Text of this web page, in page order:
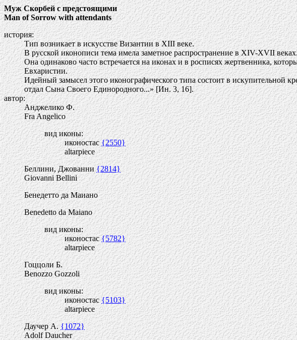
Муж Скорбей с предстоящими
Man of Sorrow with attendants
история:
Тип возникает в искусстве Византии в XIII веке.
В русской иконописи тема имела заметное распространение в XIV-XVII
Она одинаково часто встречается на иконах и в росписях жертвенника,
Евхаристии.
Идейный замысел этого иконографического типа состоит в искупительной
отдал Сына Своего Единородного...» [Ин. 3, 16].
автор:
Анджелико Ф.
Fra Angelico
вид иконы:
иконостас{2550}
altarpiece
Беллини, Джованни{2814}
Giovanni Bellini
Бенедетто да Маиано
Benedetto da Maiano
вид иконы:
иконостас{5782}
altarpiece
Гоццоли Б.
Benozzo Gozzoli
вид иконы:
иконостас{5103}
altarpiece
Даучер А.{1072}
Adolf Daucher